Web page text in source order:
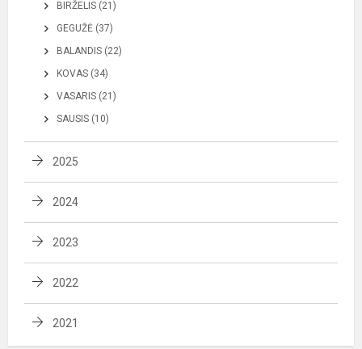
BIRŽELIS (21)
GEGUŽĖ (37)
BALANDIS (22)
KOVAS (34)
VASARIS (21)
SAUSIS (10)
2025
2024
2023
2022
2021